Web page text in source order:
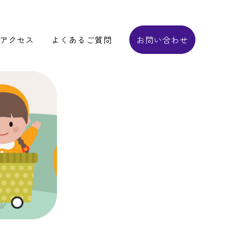
アクセス よくあるご質問 お問い合わせ